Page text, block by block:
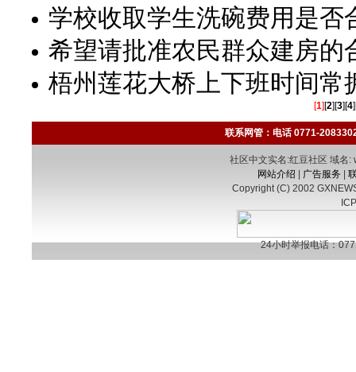
学校收取学生洗碗费用是否
希望请批准农民群众建房的
梧州莲花大桥上下班时间常
[1][2][3][4
联系网管：电话 0771-
社区中文实名:红豆社区 域名
网站介绍
广告服务|
Copyright (C) 2002
24小时举报电话：